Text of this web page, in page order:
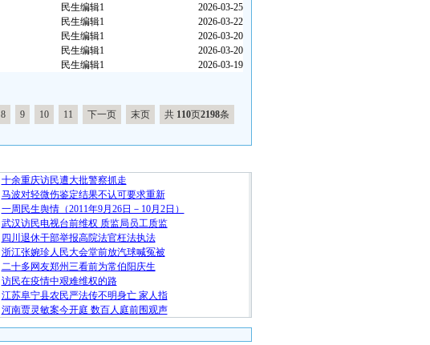
民生编辑1
2026-03-25
民生编辑1
2026-03-22
民生编辑1
2026-03-20
民生编辑1
2026-03-20
民生编辑1 2026-03-19
8 9 10 11 下一页 末页 共 110页2198条
十余重庆访民遭大批警察抓走
马波对轻微伤鉴定结果不认可要求重新
一周民生舆情（2011年9月26日－10月2日）
武汉访民电视台前维权 质监局员工质监
四川退休干部举报高院法官枉法执法
浙江张婉珍人民大会堂前放汽球喊冤被
二十多网友郑州三看前为常伯阳庆生
访民在疫情中艰难维权的路
江苏阜宁县农民严法传不明身亡 家人指
河南贾灵敏案今开庭 数百人庭前围观声